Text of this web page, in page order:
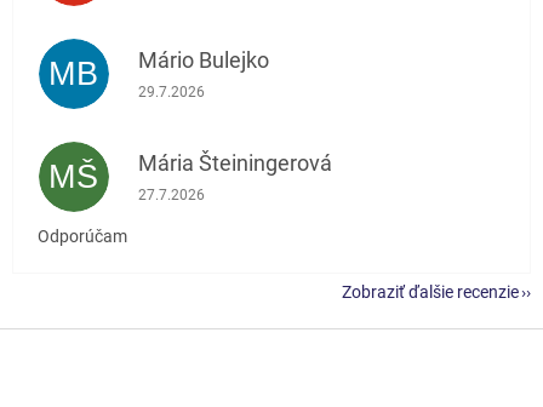
MB Mário Bulejko
Hodnotenie obchodu je 5 z 5 hviezdičiek.
29.7.2026
MŠ Mária Šteiningerová
Hodnotenie obchodu je 5 z 5 hviezdičiek.
27.7.2026
Odporúčam
Zobraziť ďalšie recenzie